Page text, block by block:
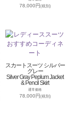
78,000円(税別)
スカートスーツ シルバー
グレー
Silver Gray Peplum Jacket
& Pencil Skirt
通常価格
78,000円(税別)